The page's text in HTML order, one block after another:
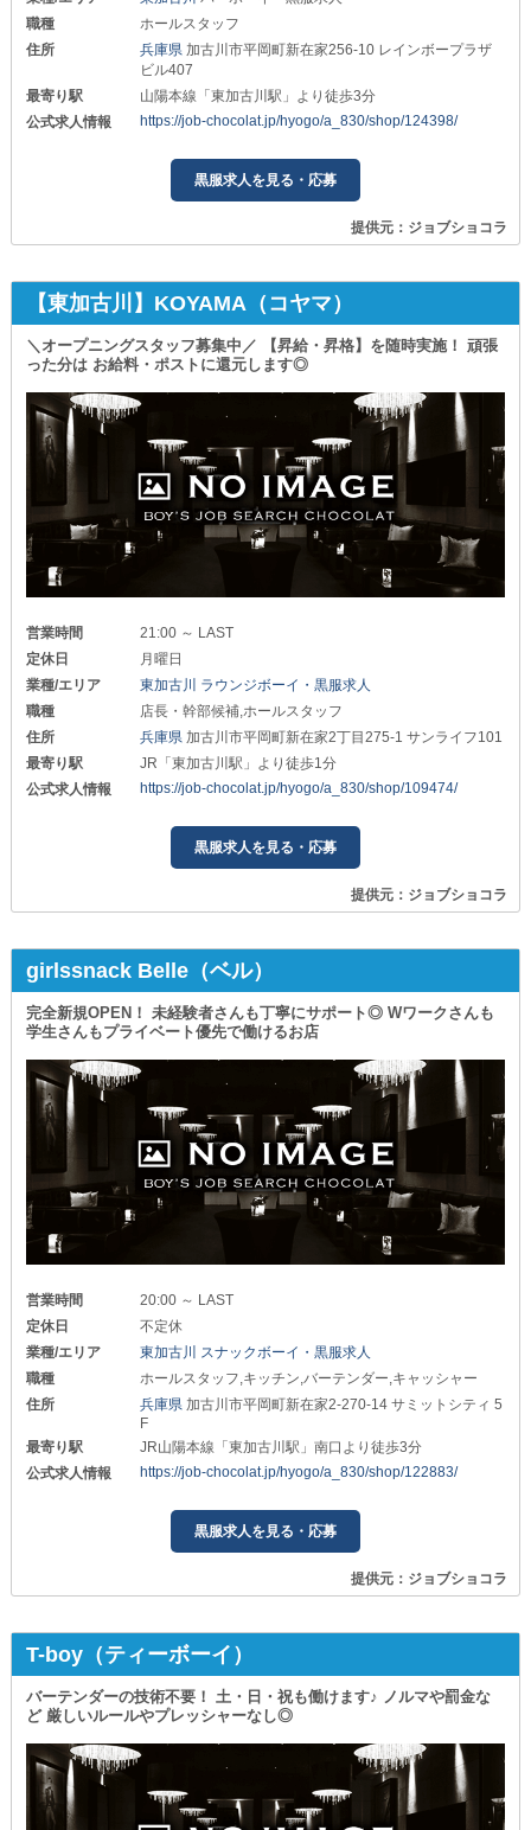
職種
ホールスタッフ
住所
兵庫県 加古川市平岡町新在家256-10 レインボープラザ
ビル407
最寄り駅
山陽本線「東加古川駅」より徒歩3分
公式求人情報
https://job-chocolat.jp/hyogo/a_830/shop/124398/
黒服求人を見る・応募
提供元：ジョブショコラ
【東加古川】KOYAMA（コヤマ）
＼オープニングスタッフ募集中／ 【昇給・昇格】を随時実施！ 頑張
った分は お給料・ポストに還元します◎
営業時間
21:00 ～ LAST
定休日
月曜日
業種/エリア
東加古川 ラウンジボーイ・黒服求人
職種
店長・幹部候補,ホールスタッフ
住所
兵庫県 加古川市平岡町新在家2丁目275-1 サンライフ101
最寄り駅
JR「東加古川駅」より徒歩1分
公式求人情報
https://job-chocolat.jp/hyogo/a_830/shop/109474/
黒服求人を見る・応募
提供元：ジョブショコラ
girlssnack Belle（ベル）
完全新規OPEN！ 未経験者さんも丁寧にサポート◎ Wワークさんも
学生さんもプライベート優先で働けるお店
営業時間
20:00 ～ LAST
定休日
不定休
業種/エリア
東加古川 スナックボーイ・黒服求人
職種
ホールスタッフ,キッチン,バーテンダー,キャッシャー
住所
兵庫県 加古川市平岡町新在家2-270-14 サミットシティ 5
F
最寄り駅
JR山陽本線「東加古川駅」南口より徒歩3分
公式求人情報
https://job-chocolat.jp/hyogo/a_830/shop/122883/
黒服求人を見る・応募
提供元：ジョブショコラ
T-boy（ティーボーイ）
バーテンダーの技術不要！ 土・日・祝も働けます♪ ノルマや罰金な
ど 厳しいルールやプレッシャーなし◎